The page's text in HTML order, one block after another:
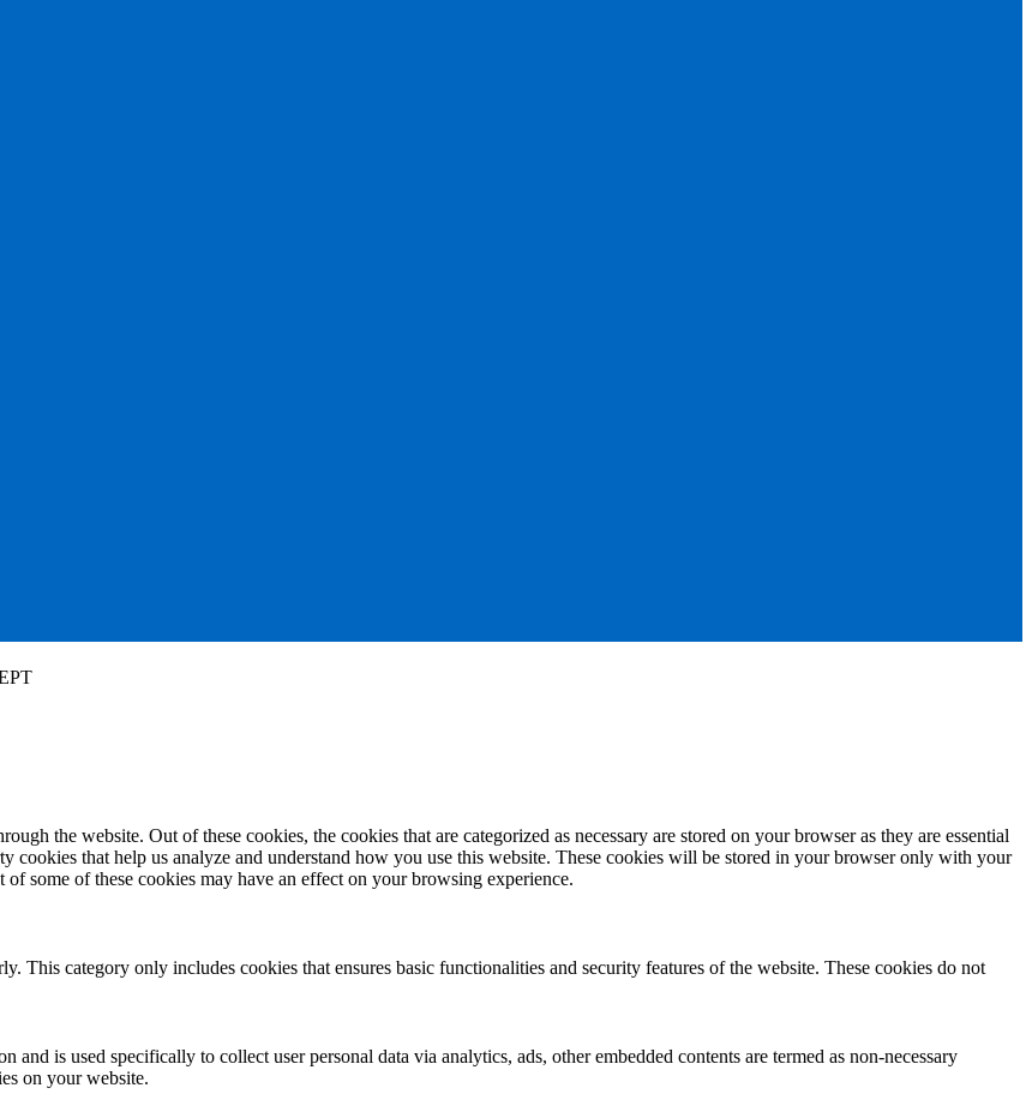
the website. Out of these cookies, the cookies that are categorized as necessary are stored on your browser as they are essential
that help us analyze and understand how you use this website. These cookies will be stored in your browser only with your
some of these cookies may have an effect on your browsing experience.
This category only includes cookies that ensures basic functionalities and security features of the website. These cookies do not
is used specifically to collect user personal data via analytics, ads, other embedded contents are termed as non-necessary
on your website.